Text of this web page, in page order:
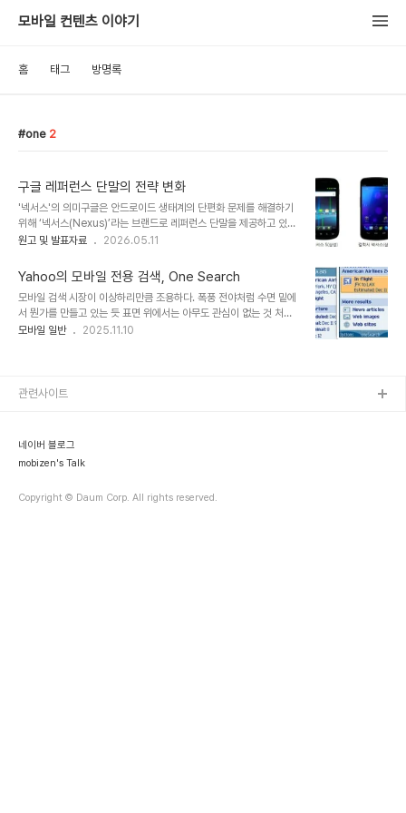
모바일 컨텐츠 이야기
홈 태그 방명록
one 2
구글 레퍼런스 단말의 전략 변화
'넥서스'의 의미구글은 안드로이드 생태계의 단편화 문제를 해결하기
위해 ‘넥서스(Nexus)’라는 브랜드로 레퍼런스 단말을 제공하고 있다.
2010년 1월 5일, HTC에서 제작한 첫번째 안드로이드 레퍼런스 스
한 통신사에서도 사용할 수 있는 언락(Unlock) 상태로 제공하고 온
라인을 통해 유통을 했다.‘넥서스 원’에 이어서 삼성전자가 제작한 ‘넥
서스S’, ‘갤럭시 넥서스’와 LG전자가 제작한 ‘넥서스 4’등이 꾸준하게
제작되고 있는 상태이다. 2012년 7월 13일, 구글은 ASUS와 제휴를
통해 첫번째 안드로이드 레퍼런스 태블릿 PC인 ‘넥서스 7’을 출시했
원고 및 발표자료 2026.05.11
Yahoo의 모바일 전용 검색, One Search
모바일 검색 시장이 이상하리만큼 조용하다. 폭풍 전야처럼 수면 밑에
서 뭔가를 만들고 있는 듯 표면 위에서는 아무도 관심이 없는 것 처럼
보인다. 이러한 때 검색 관련한 소식이 간만에 들려 왔다. AT&T가
다. 검색의 대상으로는 일반 Web검색이나 뉴스, 주식, 날씨, Flickr
결과를 내..
모바일 일반 2025.11.10
네이버 블로그
mobizen's Talk
Copyright © Daum Corp. All rights reserved.
관련사이트